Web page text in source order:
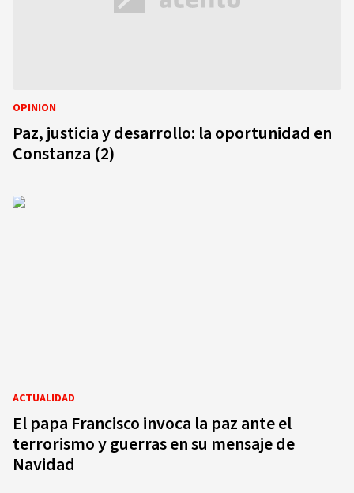
OPINIÓN
Paz, justicia y desarrollo: la oportunidad en
Constanza (2)
ACTUALIDAD
El papa Francisco invoca la paz ante el
terrorismo y guerras en su mensaje de
Navidad